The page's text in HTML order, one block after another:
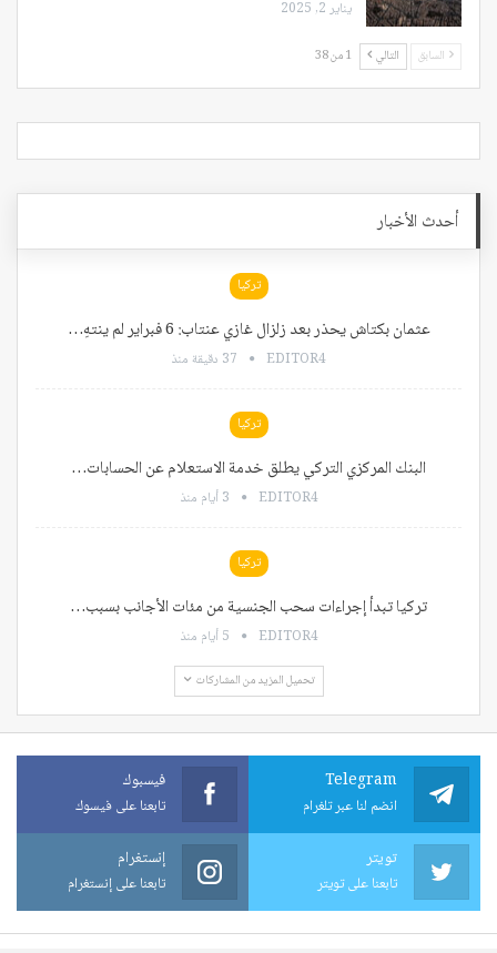
يناير 2, 2025
السابق التالي 1 من 38
أحدث الأخبار
تركيا
عثمان بكتاش يحذر بعد زلزال غازي عنتاب: 6 فبراير لم ينتهِ…
EDITOR4 37 دقيقة منذ
تركيا
البنك المركزي التركي يطلق خدمة الاستعلام عن الحسابات…
EDITOR4 3 أيام منذ
تركيا
تركيا تبدأ إجراءات سحب الجنسية من مئات الأجانب بسبب…
EDITOR4 5 أيام منذ
تحميل المزيد من المشاركات
Telegram
انضم لنا عبر تلغرام
فيسبوك
تابعنا على فيسوك
تويتر
تابعنا على تويتر
إنستغرام
تابعنا على إنستغرام